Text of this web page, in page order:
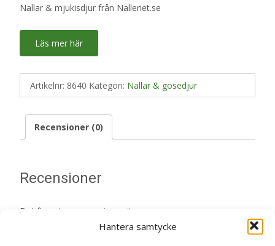
Hantera samtycke
Nallar & mjukisdjur från Nalleriet.se
Läs mer här
Artikelnr: 8640 Kategori: Nallar & gosedjur
Recensioner (0)
Recensioner
Det finns inga recensioner än.